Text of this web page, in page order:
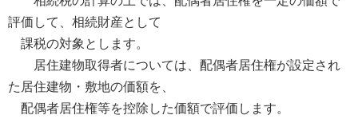
評価して、相続財産として
課税の対象とします。
居住建物取得者については、配偶者居住権が設定され
た居住建物・敷地の価額を、
配偶者居住権等を控除した価額で評価します。